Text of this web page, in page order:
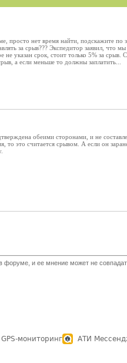
просто нет время найти, подскажите по
за срыв??? Экспедитор заявил, что
не указан срок, стоит только 5% за срыв.
а если меньше то должны заплатить...
обеими сторонами, и не
то это считается срывом. А если он
и ее мнение может не
GPS-мониторинг АТИ